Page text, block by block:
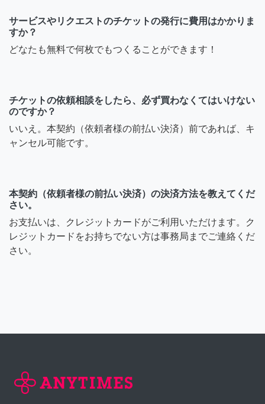
サービスやリクエストのチケットの発行に費用はかかりま
すか？
どなたも無料で何枚でもつくることができます！
チケットの依頼相談をしたら、必ず買わなくてはいけない
のですか？
いいえ。本契約（依頼者様の前払い決済）前であれば、キ
ャンセル可能です。
本契約（依頼者様の前払い決済）の決済方法を教えてくだ
さい。
お支払いは、クレジットカードがご利用いただけます。ク
レジットカードをお持ちでない方は事務局までご連絡くだ
さい。